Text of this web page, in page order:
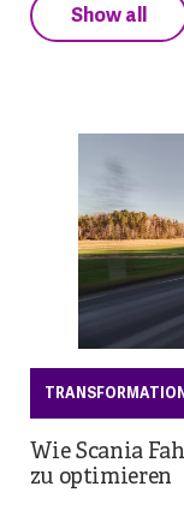
Show all
Wie Scania
zu optimieren